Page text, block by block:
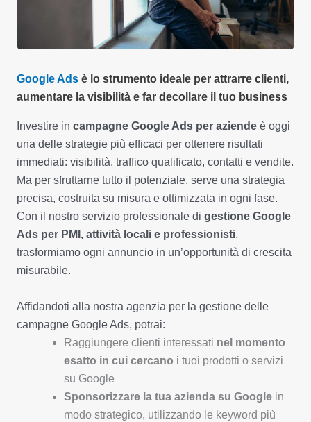
Google Ads è lo strumento ideale per attrarre clienti,
aumentare la visibilità e far decollare il tuo business
Investire in campagne Google Ads per aziende è oggi
una delle strategie più efficaci per ottenere risultati
immediati: visibilità, traffico qualificato, contatti e vendite.
Ma per sfruttarne tutto il potenziale, serve una strategia
precisa, costruita su misura e ottimizzata in ogni fase.
Con il nostro servizio professionale di gestione Google
Ads per PMI, attività locali e professionisti,
trasformiamo ogni annuncio in un’opportunità di crescita
misurabile.
Affidandoti alla nostra agenzia per la gestione delle
campagne Google Ads, potrai:
Raggiungere clienti interessati nel momento
esatto in cui cercano i tuoi prodotti o servizi
su Google
Sponsorizzare la tua azienda su Google in
modo strategico, utilizzando le keyword più